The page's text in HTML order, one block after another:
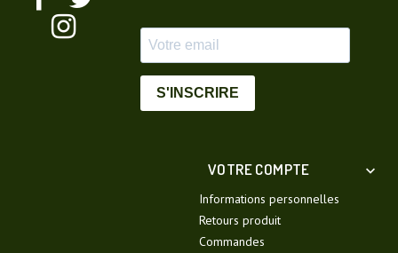
S'INSCRIRE
VOTRE COMPTE 
Informations personnelles
Retours produit
Commandes